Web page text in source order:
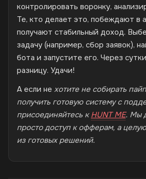
контролировать воронку,
Те, кто делает это, побеждают в
получают стабильный доход.
задачу (например, сбор заявок),
бота и запустите его. Через
разницу. Удачи!
А если не хотите не собирать
получить готовую систему с
присоединяйтесь к HUNT ME. Мы
просто доступ к офферам, а
из готовых решений.